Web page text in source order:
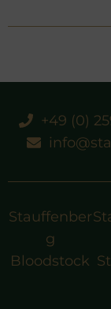
+49 (0)
Stauffenber
g
Bloodstock